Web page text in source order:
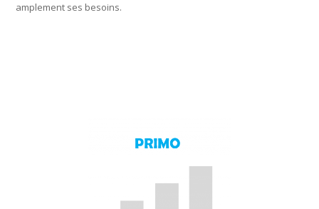
amplement ses besoins.